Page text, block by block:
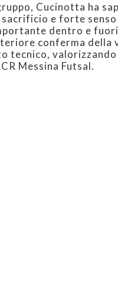
Cucinotta ha
e forte senso
dentro e fuori
conferma della
tecnico, valorizzando
Messina Futsal.